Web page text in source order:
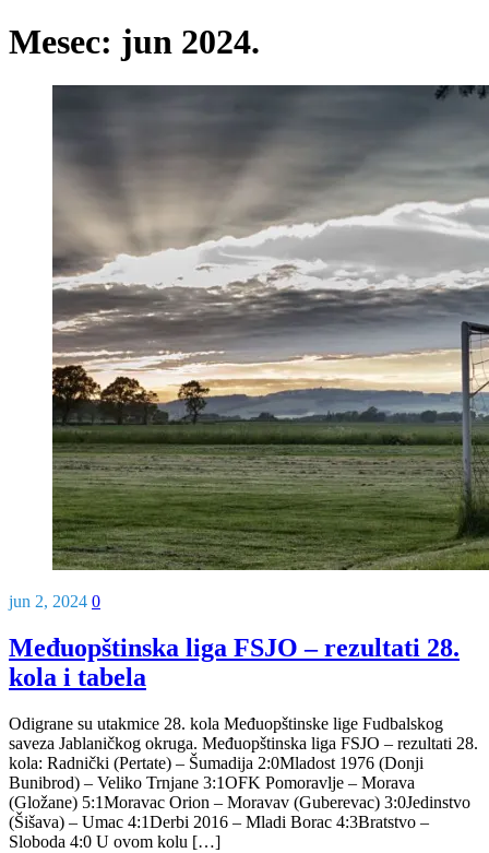
Mesec: jun 2024.
jun 2, 2024 0
Međuopštinska liga FSJO – rezultati 28.
kola i tabela
Odigrane su utakmice 28. kola Međuopštinske lige Fudbalskog
saveza Jablaničkog okruga. Međuopštinska liga FSJO – rezultati 28.
kola: Radnički (Pertate) – Šumadija 2:0Mladost 1976 (Donji
Bunibrod) – Veliko Trnjane 3:1OFK Pomoravlje – Morava
(Gložane) 5:1Moravac Orion – Moravav (Guberevac) 3:0Jedinstvo
(Šišava) – Umac 4:1Derbi 2016 – Mladi Borac 4:3Bratstvo –
Sloboda 4:0 U ovom kolu […]